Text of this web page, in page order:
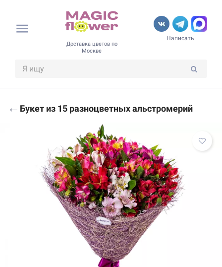
Доставка цветов по
Москве
Написать
← Букет из 15 разноцветных альстромерий